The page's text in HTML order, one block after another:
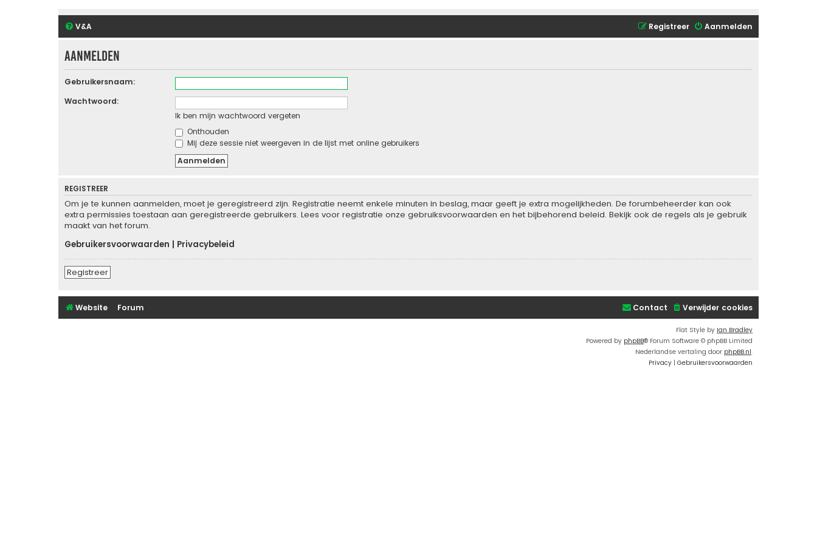
V&A Aanmelden
Registreer
Aanmelden
Gebruikersnaam:
Wachtwoord:
Ik ben mijn wachtwoord vergeten
Onthouden
Mij deze sessie niet weergeven in de lijst met online gebruikers
REGISTREER
Om je te kunnen aanmelden, moet je geregistreerd zijn. Registratie neemt enkele minuten in beslag, maar geeft je extra mogelijkheden. De forumbeheerder kan ook
extra permissies toestaan aan geregistreerde gebruikers. Lees voor registratie onze gebruiksvoorwaarden en het bijbehorend beleid. Bekijk ook de regels als je gebruik
maakt van het forum.
Gebruikersvoorwaarden
Privacybeleid
Registreer
Website Forum Verwijder cookies
Contact
Flat Style by Ian Bradley
Powered by phpBB® Forum Software © phpBB Limited
Nederlandse vertaling door phpBB.nl.
Privacy | Gebruikersvoorwaarden